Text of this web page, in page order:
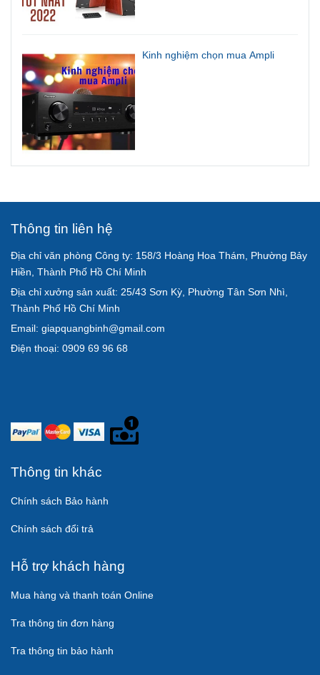
Kinh nghiệm chọn mua Ampli
Thông tin liên hệ
Địa chỉ văn phòng Công ty: 158/3 Hoàng Hoa Thám, Phường Bảy
Hiền, Thành Phố Hồ Chí Minh
Địa chỉ xưởng sản xuất: 25/43 Sơn Kỳ, Phường Tân Sơn Nhì,
Thành Phố Hồ Chí Minh
Email: giapquangbinh@gmail.com
Điện thoại: 0909 69 96 68
Thông tin khác
Chính sách Bảo hành
Chính sách đổi trả
Hỗ trợ khách hàng
Mua hàng và thanh toán Online
Tra thông tin đơn hàng
Tra thông tin bảo hành